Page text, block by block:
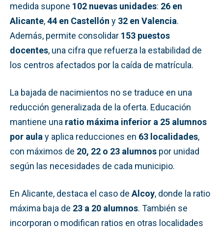
medida supone 102 nuevas unidades: 26 en
Alicante,44 en Castellón y 32 en Valencia.
Además, permite consolidar 153 puestos
docentes, una cifra que refuerza la estabilidad de
los centros afectados por la caída de matrícula.
La bajada de nacimientos no se traduce en una
reducción generalizada de la oferta. Educación
mantiene una ratio máxima inferior a 25 alumnos
por aula y aplica reducciones en 63 localidades,
con máximos de 20, 22 o 23 alumnos por unidad
según las necesidades de cada municipio.
En Alicante, destaca el caso de Alcoy, donde la ratio
máxima baja de 23 a 20 alumnos. También se
incorporan o modifican ratios en otras localidades